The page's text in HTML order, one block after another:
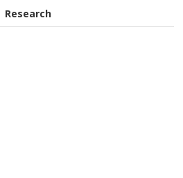
Research